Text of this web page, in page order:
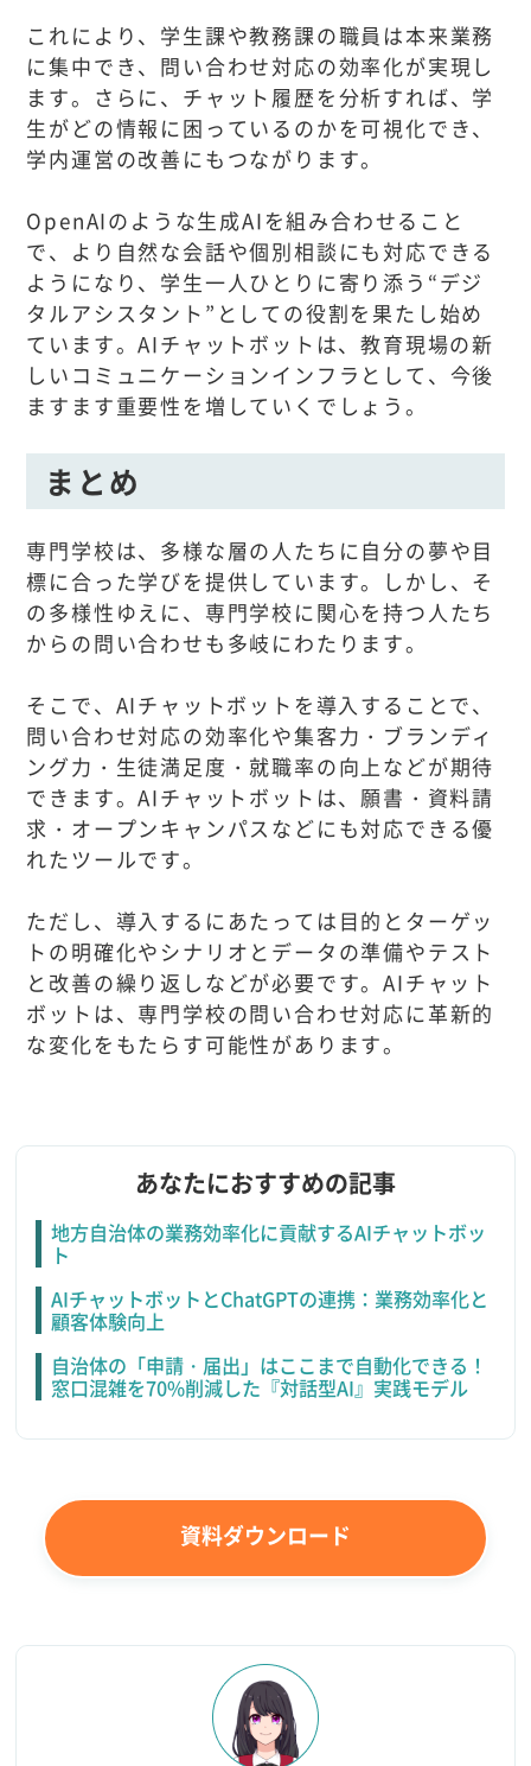
これにより、学生課や教務課の職員は本来業務
に集中でき、問い合わせ対応の効率化が実現し
ます。さらに、チャット履歴を分析すれば、学
生がどの情報に困っているのかを可視化でき、
学内運営の改善にもつながります。
OpenAIのような生成AIを組み合わせること
で、より自然な会話や個別相談にも対応できる
ようになり、学生一人ひとりに寄り添う“デジ
タルアシスタント”としての役割を果たし始め
ています。AIチャットボットは、教育現場の新
しいコミュニケーションインフラとして、今後
ますます重要性を増していくでしょう。
まとめ
専門学校は、多様な層の人たちに自分の夢や目
標に合った学びを提供しています。しかし、そ
の多様性ゆえに、専門学校に関心を持つ人たち
からの問い合わせも多岐にわたります。
そこで、AIチャットボットを導入することで、
問い合わせ対応の効率化や集客力・ブランディ
ング力・生徒満足度・就職率の向上などが期待
できます。AIチャットボットは、願書・資料請
求・オープンキャンパスなどにも対応できる優
れたツールです。
ただし、導入するにあたっては目的とターゲッ
トの明確化やシナリオとデータの準備やテスト
と改善の繰り返しなどが必要です。AIチャット
ボットは、専門学校の問い合わせ対応に革新的
な変化をもたらす可能性があります。
あなたにおすすめの記事
地方自治体の業務効率化に貢献するAIチャットボッ
ト
AIチャットボットとChatGPTの連携：業務効率化と
顧客体験向上
自治体の「申請・届出」はここまで自動化できる！
窓口混雑を70%削減した『対話型AI』実践モデル
資料ダウンロード